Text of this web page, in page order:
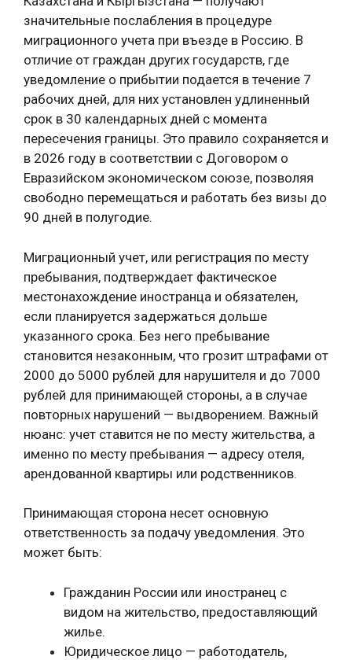
значительные послабления в процедуре
миграционного учета при въезде в Россию. В
отличие от граждан других государств, где
уведомление о прибытии подается в течение 7
рабочих дней, для них установлен удлиненный
срок в 30 календарных дней с момента
пересечения границы. Это правило сохраняется и
в 2026 году в соответствии с Договором о
Евразийском экономическом союзе, позволяя
свободно перемещаться и работать без визы до
90 дней в полугодие.
Миграционный учет, или регистрация по месту
пребывания, подтверждает фактическое
местонахождение иностранца и обязателен,
если планируется задержаться дольше
указанного срока. Без него пребывание
становится незаконным, что грозит штрафами от
2000 до 5000 рублей для нарушителя и до 7000
рублей для принимающей стороны, а в случае
повторных нарушений — выдворением. Важный
нюанс: учет ставится не по месту жительства, а
именно по месту пребывания — адресу отеля,
арендованной квартиры или родственников.
Принимающая сторона несет основную
ответственность за подачу уведомления. Это
может быть:
Гражданин России или иностранец с
видом на жительство, предоставляющий
жилье.
Юридическое лицо — работодатель,